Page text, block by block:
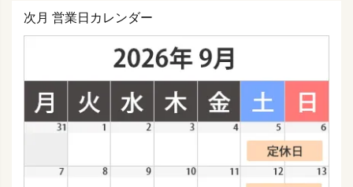
次月 営業日カレンダー